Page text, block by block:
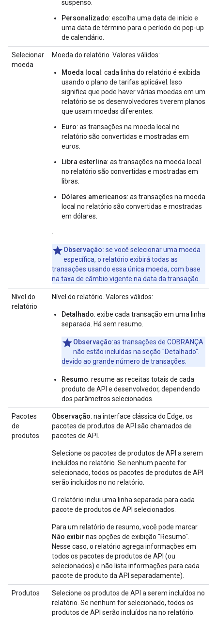
suspenso.
Personalizado: escolha uma data de início e
uma data de término para o período do pop-up
de calendário.
Selecionar
moeda
Moeda do relatório. Valores válidos:
Moeda local : cada linha do relatório é exibida
usando o plano de tarifas aplicável. Isso
significa que pode haver várias moedas em um
relatório se os desenvolvedores tiverem planos
que usam moedas diferentes.
Euro: as transações na moeda local no
relatório são convertidas e mostradas em
euros.
Libra esterlina: as transações na moeda local
no relatório são convertidas e mostradas em
libras.
Dólares americanos: as transações na moeda
local no relatório são convertidas e mostradas
em dólares.
.
Observação: se você selecionar uma moeda
específica, o relatório exibirá todas as
transações usando essa única moeda, com base
na taxa de câmbio vigente na data da transação.
Nível do
relatório
Nível do relatório. Valores válidos:
Detalhado: exibe cada transação em uma linha
separada. Há sem resumo.
Observação:as transações de COBRANÇA
não estão incluídas na seção "Detalhado".
devido ao grande número de transações.
Resumo: resume as receitas totais de cada
produto de API e desenvolvedor, dependendo
dos parâmetros selecionados.
Pacotes
de
produtos
Observação: na interface clássica do Edge, os
pacotes de produtos de API são chamados de
pacotes de API.
Selecione os pacotes de produtos de API a serem
incluídos no relatório. Se nenhum pacote for
selecionado, todos os pacotes de produtos de API
serão incluídos no no relatório.
O relatório inclui uma linha separada para cada
pacote de produtos de API selecionados.
Para um relatório de resumo, você pode marcar
Não exibir nas opções de exibição "Resumo".
Nesse caso, o relatório agrega informações em
todos os pacotes de produtos de API (ou
selecionados) e não lista informações para cada
pacote de produto da API separadamente).
Produtos
Selecione os produtos de API a serem incluídos no
relatório. Se nenhum for selecionado, todos os
produtos de API serão incluídos na no relatório.